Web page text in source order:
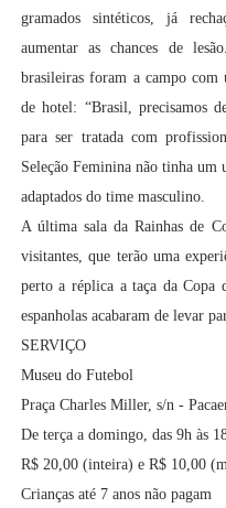
gramados sintéticos, já
aumentar as chances de
brasileiras foram a campo
de hotel: “Brasil, precisamos
para ser tratada com
Seleção Feminina não tinha
adaptados do time masculino.
A última sala da Rainhas de
visitantes, que terão uma
perto a réplica a taça da Copa
espanholas acabaram de levar
SERVIÇO
Museu do Futebol
Praça Charles Miller, s/n -
De terça a domingo, das 9h às
R$ 20,00 (inteira) e R$ 10,00
Crianças até 7 anos não pagam